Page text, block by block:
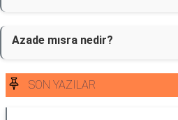
Azade mısra nedir?
SON YAZILAR